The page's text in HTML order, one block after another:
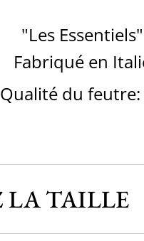
"Les Essentiels"
Fabriqué en
Qualité du feutre: